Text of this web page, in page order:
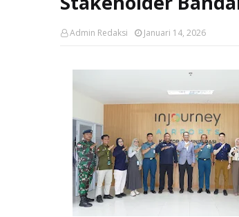
Admin Redaksi Januari 14, 2026